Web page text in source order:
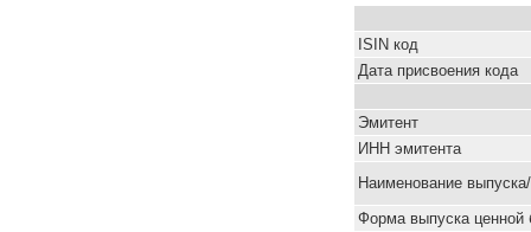
ISIN код
Дата присвоения кода
Эмитент
ИНН эмитента
Наименование
Форма выпуска ценной